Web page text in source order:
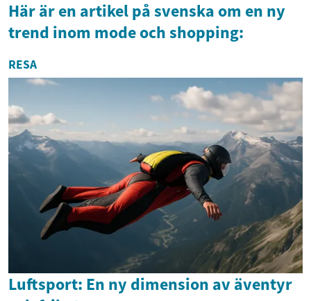
Här är en artikel på svenska om en ny
trend inom mode och shopping:
RESA
Luftsport: En ny dimension av äventyr